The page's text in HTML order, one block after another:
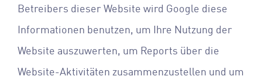
Betreibers dieser Website wird Google diese
Informationen benutzen, um Ihre Nutzung der
Website auszuwerten, um Reports über die
Website-Aktivitäten zusammenzustellen und um